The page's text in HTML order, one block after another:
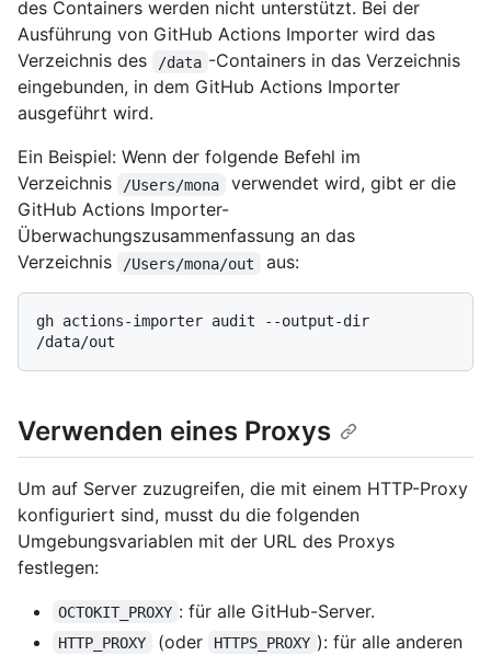
des Containers werden nicht unterstützt. Bei der
Ausführung von GitHub Actions Importer wird das
Verzeichnis des
/data -Containers in das Verzeichnis
eingebunden, in dem GitHub Actions Importer
ausgeführt wird.
Ein Beispiel: Wenn der folgende Befehl im
Verzeichnis
/Users/mona
verwendet wird, gibt er die
GitHub Actions Importer-
Überwachungszusammenfassung an das
Verzeichnis
/Users/mona/out aus:
gh actions-importer audit --output-dir
Verwenden eines Proxys
Um auf Server zuzugreifen, die mit einem HTTP-Proxy
konfiguriert sind, musst du die folgenden
Umgebungsvariablen mit der URL des Proxys
festlegen:
OCTOKIT_PROXY : für alle GitHub-Server.
HTTP_PROXY (oder HTTPS_PROXY ): für alle anderen